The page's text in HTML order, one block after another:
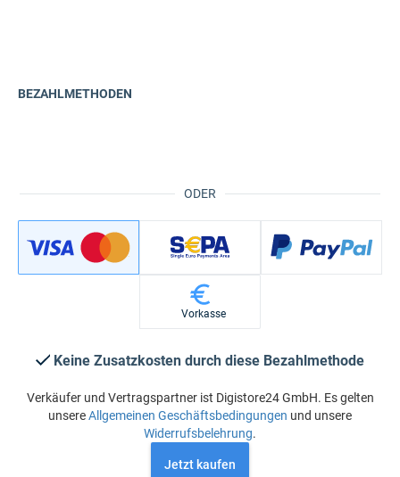
ODER
BEZAHLMETHODEN
Vorkasse
Keine Zusatzkosten durch diese Bezahlmethode
Verkäufer und Vertragspartner ist Digistore24 GmbH. Es gelten
unsereAllgemeinen Geschäftsbedingungen und unsere
Widerrufsbelehrung.
Jetzt kaufen